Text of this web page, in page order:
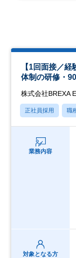
【1回面接／
体制の研修・
株式会社BREXA
正社員採用 職
業務内容
対象となる方